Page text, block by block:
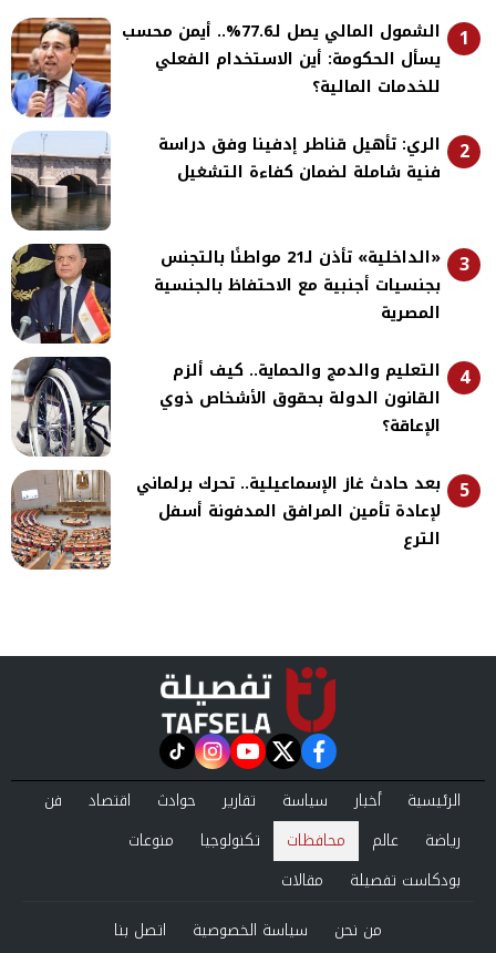
1
الشمول المالي يصل لـ77.6%.. أيمن محسب
يسأل الحكومة: أين الاستخدام الفعلي
للخدمات المالية؟
2
الري: تأهيل قناطر إدفينا وفق دراسة
فنية شاملة لضمان كفاءة التشغيل
3
«الداخلية» تأذن لـ21 مواطنًا بالتجنس
بجنسيات أجنبية مع الاحتفاظ بالجنسية
المصرية
4
التعليم والدمج والحماية.. كيف ألزم
القانون الدولة بحقوق الأشخاص ذوي
الإعاقة؟
5
بعد حادث غاز الإسماعيلية.. تحرك برلماني
لإعادة تأمين المرافق المدفونة أسفل
الترع
facebook
twitter
youtube
instagram
tiktok
الرئيسية أخبار سياسة تقارير حوادث اقتصاد
فن
رياضة
عالم محافظات تكنولوجيا
منوعات
بودكاست تفصيلة
مقالات
من نحن
سياسة الخصوصية اتصل بنا